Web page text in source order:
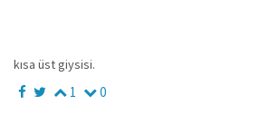
kısa üst giysisi.
1 0